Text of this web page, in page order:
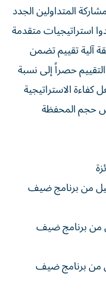
المتداولين الجدد
استراتيجيات متقدمة
آلية تقييم تضمن
حصراً إلى نسبة
الاستراتيجية
حجم المحفظة
الزرعوني 7.12 1,000,000 ميل من برنامج ضيف
2.87 500,000 ميل من برنامج ضيف
2.85 250,000 ميل من برنامج ضيف